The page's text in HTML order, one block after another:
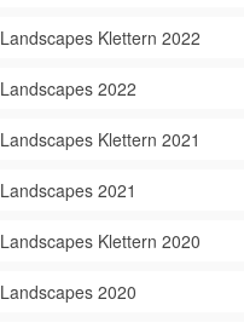
Landscapes Klettern 2022
Landscapes 2022
Landscapes Klettern 2021
Landscapes 2021
Landscapes Klettern 2020
Landscapes 2020